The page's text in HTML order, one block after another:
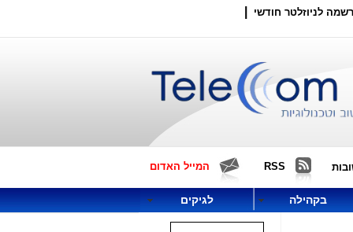
לניוזלטר חודשי
RSS המייל האדום
בקהילה לגיקים